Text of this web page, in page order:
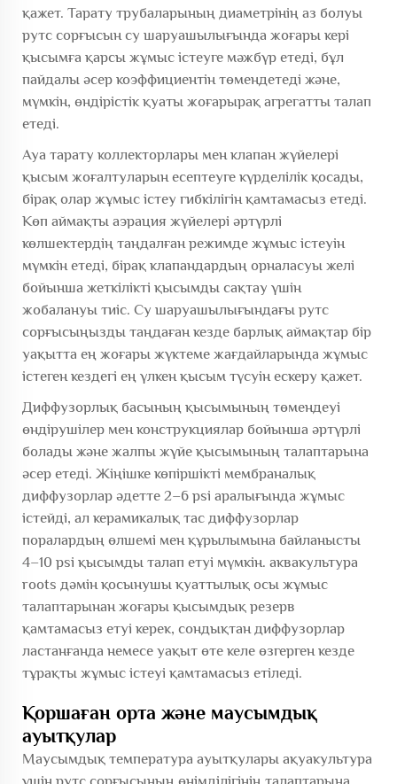
қажет. Тарату трубаларының диаметрінің аз болуы
рутс сорғысын су шаруашылығында жоғары кері
қысымға қарсы жұмыс істеуге мәжбүр етеді, бұл
пайдалы әсер коэффициентін төмендетеді және,
мүмкін, өндірістік қуаты жоғарырақ агрегатты талап
етеді.
Ауа тарату коллекторлары мен клапан жүйелері
қысым жоғалтуларын есептеуге күрделілік қосады,
бірақ олар жұмыс істеу гибкілігін қамтамасыз етеді.
Көп аймақты аэрация жүйелері әртүрлі
көлшектердің таңдалған режимде жұмыс істеуін
мүмкін етеді, бірақ клапандардың орналасуы желі
бойынша жеткілікті қысымды сақтау үшін
жобалануы тиіс. Су шаруашылығындағы рутс
сорғысыңызды таңдаған кезде барлық аймақтар бір
уақытта ең жоғары жүктеме жағдайларында жұмыс
істеген кездегі ең үлкен қысым түсуін ескеру қажет.
Диффузорлық басының қысымының төмендеуі
өндірушілер мен конструкциялар бойынша әртүрлі
болады және жалпы жүйе қысымының талаптарына
әсер етеді. Жіңішке көпіршікті мембраналық
диффузорлар әдетте 2–6 psi аралығында жұмыс
істейді, ал керамикалық тас диффузорлар
поралардың өлшемі мен құрылымына байланысты
4–10 psi қысымды талап етуі мүмкін. аквакультура
roots дәмін қосынушы қуаттылық осы жұмыс
талаптарынан жоғары қысымдық резерв
қамтамасыз етуі керек, сондықтан диффузорлар
ластанғанда немесе уақыт өте келе өзгерген кезде
тұрақты жұмыс істеуі қамтамасыз етіледі.
Қоршаған орта және маусымдық
ауытқулар
Маусымдық температура ауытқулары ақуакультура